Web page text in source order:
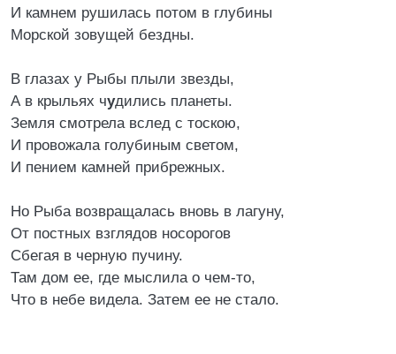
И камнем рушилась потом в глубины
Морской зовущей бездны.
В глазах у Рыбы плыли звезды,
А в крыльях чудились планеты.
Земля смотрела вслед с тоскою,
И провожала голубиным светом,
И пением камней прибрежных.
Но Рыба возвращалась вновь в лагуну,
От постных взглядов носорогов
Сбегая в черную пучину.
Там дом ее, где мыслила о чем-то,
Что в небе видела. Затем ее не стало.